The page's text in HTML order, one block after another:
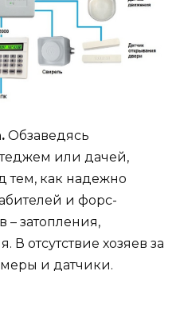
Обзаведясь
или дачей,
тем, как надежно
и форс-
– затопления,
В отсутствие хозяев за
и датчики.